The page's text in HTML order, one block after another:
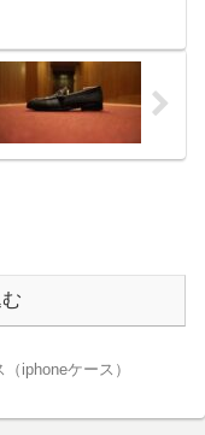
（iphoneケース）